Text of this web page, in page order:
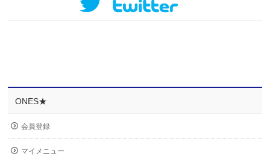
ONES★
会員登録
マイメニュー